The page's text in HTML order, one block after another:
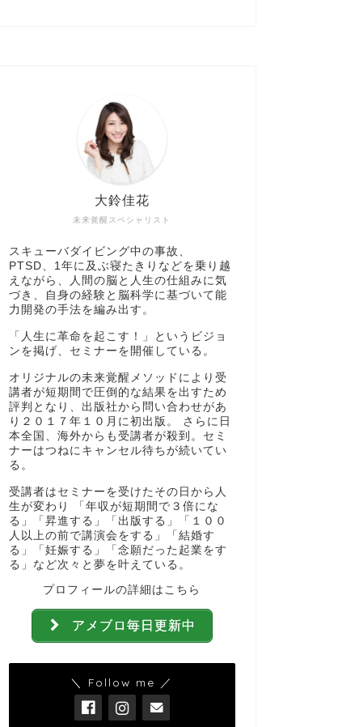
未来覚醒スペシャリスト
大鈴佳花
スキューバダイビング中の事故、
PTSD、1年に及ぶ寝たきりなどを乗り越
えながら、人間の脳と人生の仕組みに気
づき、自身の経験と脳科学に基づいて能
力開発の手法を編み出す。
「人生に革命を起こす！」というビジョ
ンを掲げ、セミナーを開催している。
オリジナルの未来覚醒メソッドにより受
講者が短期間で圧倒的な結果を出すため
評判となり、出版社から問い合わせがあ
り２０１７年１０月に初出版。 さらに日
本全国、海外からも受講者が殺到。セミ
ナーはつねにキャンセル待ちが続いてい
る。
受講者はセミナーを受けたその日から人
生が変わり 「年収が短期間で３倍にな
る」「昇進する」「出版する」「１００
人以上の前で講演会をする」「結婚す
る」「妊娠する」「念願だった起業をす
る」など次々と夢を叶えている。
プロフィールの詳細はこちら
アメブロ毎日更新中
＼ Follow me ／